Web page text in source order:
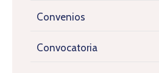
Convenios
Convocatoria